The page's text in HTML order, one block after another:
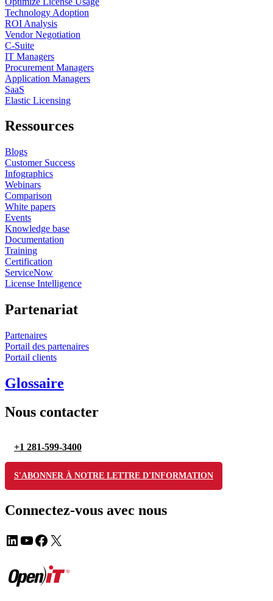
Technology Adoption
ROI Analysis
Vendor Negotiation
C-Suite
IT Managers
Procurement Managers
Application Managers
SaaS
Elastic Licensing
Ressources
Blogs
Customer Success
Infographics
Webinars
Comparison
White papers
Events
Knowledge base
Documentation
Training
Certification
ServiceNow
License Intelligence
Partenariat
Partenaires
Portail des partenaires
Portail clients
Glossaire
Nous contacter
+1 281-599-3400
S'ABONNER À NOTRE LETTRE D'INFORMATION
Connectez-vous avec nous